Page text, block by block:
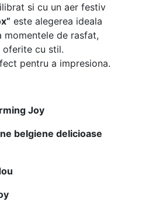
si cu un aer festiv
este alegerea ideala
momentele de rasfat,
oferite cu stil.
pentru a impresiona.
Joy
belgiene delicioase